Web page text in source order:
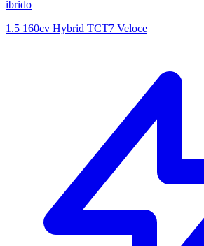
ibrido
1.5 160cv Hybrid TCT7 Veloce